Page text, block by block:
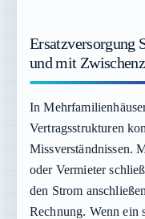
Ersatzversorgung
und mit
In
Vertragsstrukturen
Missverständnissen.
oder Vermieter
den Strom
Rechnung. Wenn ein